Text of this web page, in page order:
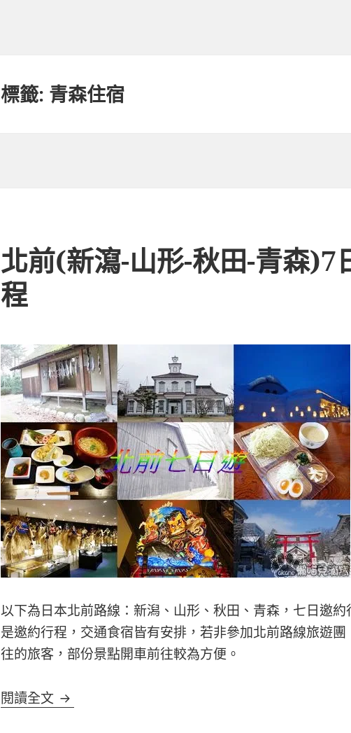
標籤: 青森住宿
北前(新瀉-山形-秋田-青森)7
程
以下為日本北前路線：新潟、山形、秋田、青森，七日邀
是邀約行程，交通食宿皆有安排，若非參加北前路線旅遊團
往的旅客，部份景點開車前往較為方便。
閱讀全文 北前(新瀉-山形-秋田-青森)7日遊行程